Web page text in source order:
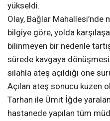
yükseldi.
Olay, Bağlar Mahallesi’nde
bilgiye göre, yolda
bilinmeyen bir nedenle
sürede kavgaya
silahla ateş açıldığı öne
Açılan ateş sonucu kuzen
Tarhan ile Ümit İğde
hastanede yapılan tüm